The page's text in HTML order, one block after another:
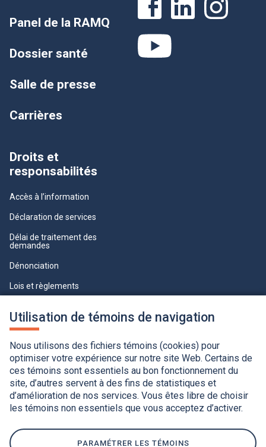
Utilisation de témoins de navigation
Nous utilisons des fichiers témoins (cookies) pour
optimiser votre expérience sur notre site Web. Certains de
ces témoins sont essentiels au bon fonctionnement du
site, d’autres servent à des fins de statistiques et
d’amélioration de nos services. Vous êtes libre de choisir
les témoins non essentiels que vous acceptez d’activer.
PARAMÉTRER LES TÉMOINS
Panel de la RAMQ
Dossier santé
Salle de presse
Carrières
Droits et
responsabilités
Accès à l’information
Déclaration de services
Délai de traitement des
demandes
Dénonciation
Lois et règlements
professionnelle
Accessibilité
Application de la Charte de la langue française
Politique de confidentialité
Québec.ca
Ce